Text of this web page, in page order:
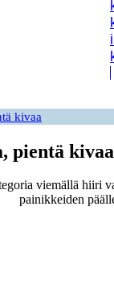
kivaa
pientä kivaa
viemällä hiiri
painikkeiden